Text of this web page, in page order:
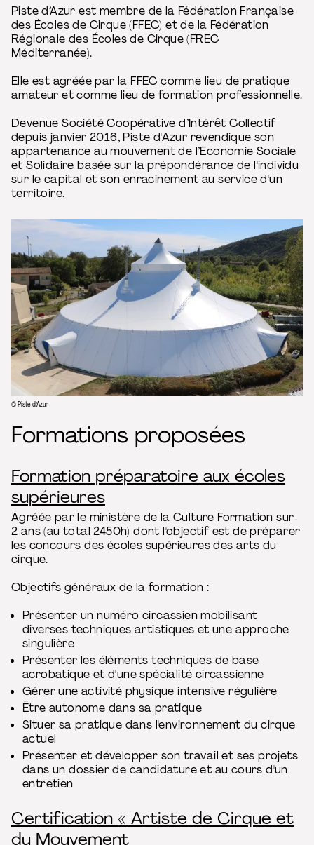
Piste d’Azur est membre de la Fédération Française
des Écoles de Cirque (FFEC) et de la Fédération
Régionale des Écoles de Cirque (FREC
Méditerranée).
Elle est agréée par la FFEC comme lieu de pratique
amateur et comme lieu de formation professionnelle.
Devenue Société Coopérative d’Intérêt Collectif
depuis janvier 2016, Piste d'Azur revendique son
appartenance au mouvement de l’Economie Sociale
et Solidaire basée sur la prépondérance de l'individu
sur le capital et son enracinement au service d'un
territoire.
© Piste d’Azur
Formations proposées
Formation préparatoire aux écoles
supérieures
Agréée par le ministère de la Culture Formation sur
2 ans (au total 2450h) dont l'objectif est de préparer
les concours des écoles supérieures des arts du
cirque.
Objectifs généraux de la formation :
Présenter un numéro circassien mobilisant
diverses techniques artistiques et une approche
singulière
Présenter les éléments techniques de base
acrobatique et d'une spécialité circassienne
Gérer une activité physique intensive régulière
Être autonome dans sa pratique
Situer sa pratique dans l'environnement du cirque
actuel
Présenter et développer son travail et ses projets
dans un dossier de candidature et au cours d'un
entretien
Certification « Artiste de Cirque et
du Mouvement